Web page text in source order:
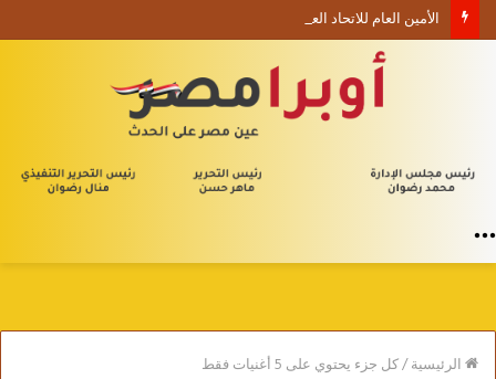
الرئيسية/كل جزء يحتوي على 5 أغنيات فقط